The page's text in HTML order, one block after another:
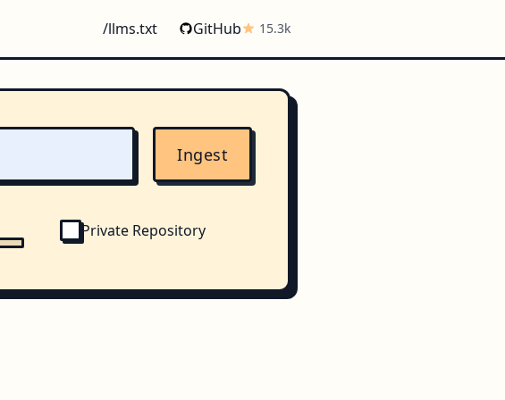
/llms.txt GitHub 15.3k
Ingest
Private Repository